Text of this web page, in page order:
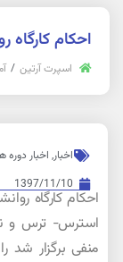
احکام کارگاه
اسپرت آرتین
اخبار, اخبار دوره
1397/11/10
احکام کارگاه
استرس- ترس و
منفی برگزار شد